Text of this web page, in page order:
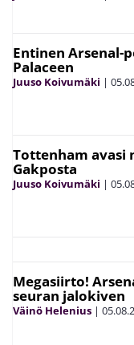
Entinen Arsenal-
Palaceen
Juuso Koivumäki |
Tottenham avasi
Gakposta
Juuso Koivumäki |
Megasiirto!
seuran jalokiven
Väinö Helenius |